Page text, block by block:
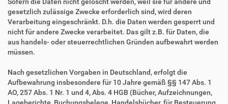
Sofern die Daten nicht gelöscht werden, weil sie für andere und
gesetzlich zulässige Zwecke erforderlich sind, wird deren
Verarbeitung eingeschränkt. D.h. die Daten werden gesperrt und
nicht für andere Zwecke verarbeitet. Das gilt z.B. für Daten, die
aus handels- oder steuerrechtlichen Gründen aufbewahrt werden
müssen.
Nach gesetzlichen Vorgaben in Deutschland, erfolgt die
Aufbewahrung insbesondere für 10 Jahre gemäß §§ 147 Abs. 1
AO, 257 Abs. 1 Nr. 1 und 4, Abs. 4 HGB (Bücher, Aufzeichnungen,